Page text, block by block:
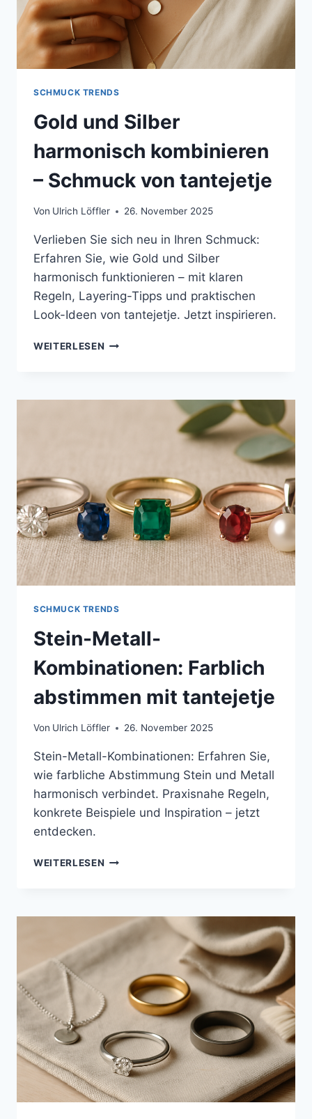
SCHMUCK TRENDS
Gold und Silber
harmonisch kombinieren
– Schmuck von tantejetje
Von Ulrich Löffler 26. November 2025
Verlieben Sie sich neu in Ihren Schmuck:
Erfahren Sie, wie Gold und Silber
harmonisch funktionieren – mit klaren
Regeln, Layering-Tipps und praktischen
Look-Ideen von tantejetje. Jetzt inspirieren.
WEITERLESEN GOLD
KOMBINIEREN
SCHMUCK TRENDS
Stein-Metall-
Kombinationen: Farblich
abstimmen mit tantejetje
Von Ulrich Löffler 26. November 2025
Stein-Metall-Kombinationen: Erfahren Sie,
wie farbliche Abstimmung Stein und Metall
harmonisch verbindet. Praxisnahe Regeln,
konkrete Beispiele und Inspiration – jetzt
entdecken.
WEITERLESEN STEIN-
ABSTIMMEN
MIT
TANTEJETJE